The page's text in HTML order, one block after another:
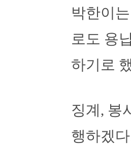
박한이
로도 용
하기로
징계, 봉
행하겠